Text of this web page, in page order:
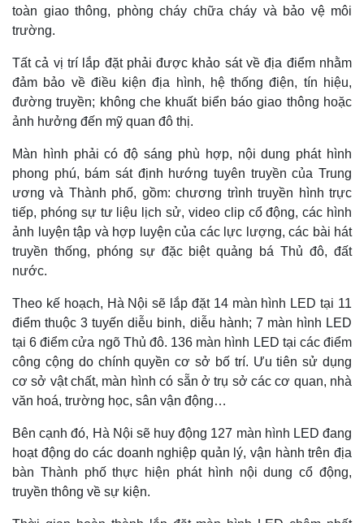
Thế giới
Quan sát
Cuộc sống đó đây
Hồ sơ
Video
Ảnh
E-Magazine
Infographic
toàn giao thông, phòng cháy chữa cháy và bảo vệ môi
trường.
Tất cả vị trí lắp đặt phải được khảo sát về địa điểm nhằm
đảm bảo về điều kiện địa hình, hệ thống điện, tín hiệu,
đường truyền; không che khuất biển báo giao thông hoặc
ảnh hưởng đến mỹ quan đô thị.
Màn hình phải có độ sáng phù hợp, nội dung phát hình
phong phú, bám sát định hướng tuyên truyền của Trung
ương và Thành phố, gồm: chương trình truyền hình trực
tiếp, phóng sự tư liệu lịch sử, video clip cổ động, các hình
ảnh luyện tập và hợp luyện của các lực lượng, các bài hát
truyền thống, phóng sự đặc biệt quảng bá Thủ đô, đất
nước.
Theo kế hoạch, Hà Nội sẽ lắp đặt 14 màn hình LED tại 11
điểm thuộc 3 tuyến diễu binh, diễu hành; 7 màn hình LED
tại 6 điểm cửa ngõ Thủ đô. 136 màn hình LED tại các điểm
công cộng do chính quyền cơ sở bố trí. Ưu tiên sử dụng
cơ sở vật chất, màn hình có sẵn ở trụ sở các cơ quan, nhà
văn hoá, trường học, sân vận động…
Bên cạnh đó, Hà Nội sẽ huy động 127 màn hình LED đang
hoạt động do các doanh nghiệp quản lý, vận hành trên địa
bàn Thành phố thực hiện phát hình nội dung cổ động,
truyền thông về sự kiện.